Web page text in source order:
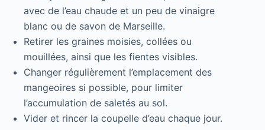
avec de l’eau chaude et un peu de vinaigre
blanc ou de savon de Marseille.
Retirer les graines moisies, collées ou
mouillées, ainsi que les fientes visibles.
Changer régulièrement l’emplacement des
mangeoires si possible, pour limiter
l’accumulation de saletés au sol.
Vider et rincer la coupelle d’eau chaque jour.